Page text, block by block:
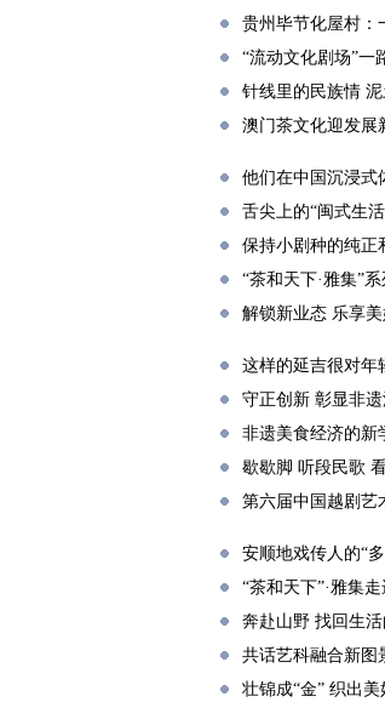
贵州毕节化屋村：
“流动文化剧场”一
针线里的民族情
澳门茶文化迎发展
他们在中国沉浸式
舌尖上的“闽式生
保持小剧种的纯正
“茶和天下·雅集”
解锁新业态 乐享
这样的延吉很对年
守正创新 彰显非
非遗美食经济的新
歇歇脚 听段民歌
第六届中国越剧艺
安顺地戏传人的“
“茶和天下”·雅集
奔赴山野 找回生
共话艺科融合新图
壮锦成“金” 织出美